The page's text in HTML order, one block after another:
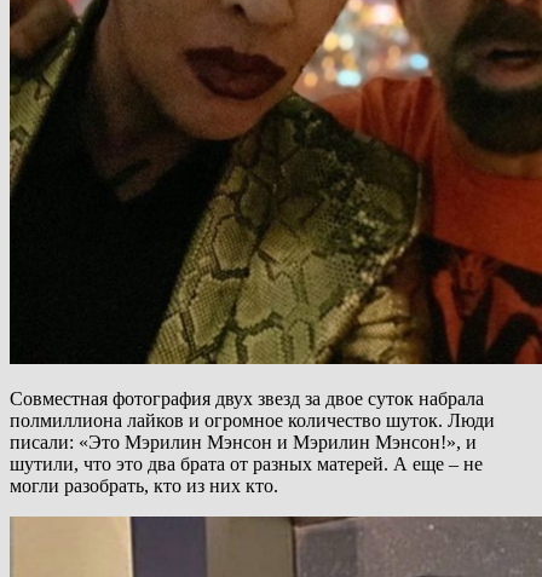
Совместная фотография двух звезд за двое суток набрала
полмиллиона лайков и огромное количество шуток. Люди
писали: «Это Мэрилин Мэнсон и Мэрилин Мэнсон!», и
шутили, что это два брата от разных матерей. А еще – не
могли разобрать, кто из них кто.